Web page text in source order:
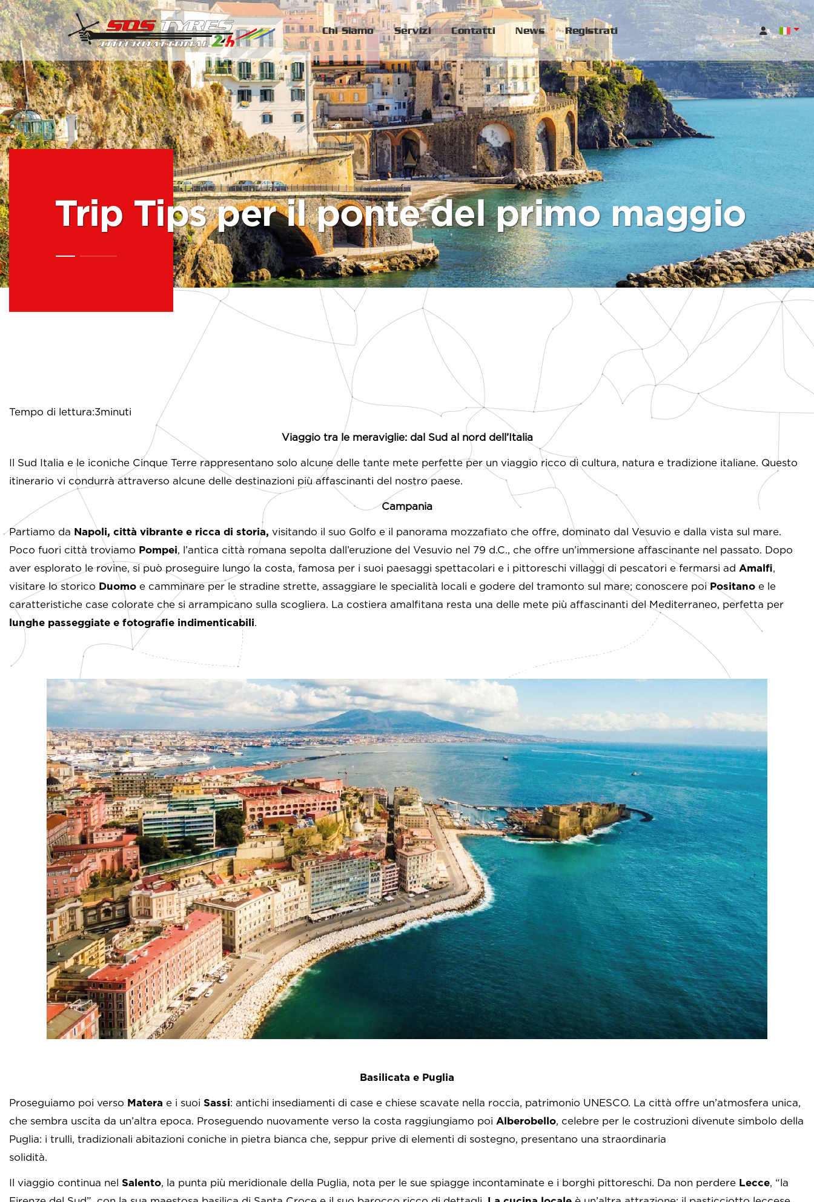
Chi Siamo Servizi Contatti News Registrati
Trip Tips per il ponte del primo maggio
Tempo di lettura:3minuti
Viaggio tra le meraviglie: dal Sud al nord dell’Italia
Il Sud Italia e le iconiche Cinque Terre rappresentano solo alcune delle tante mete perfette per un viaggio ricco di cultura, natura e tradizione italiane. Questo
itinerario vi condurrà attraverso alcune delle destinazioni più affascinanti del nostro paese.
Campania
Partiamo da Napoli, città vibrante e ricca di storia, visitando il suo Golfo e il panorama mozzafiato che offre, dominato dal Vesuvio e dalla vista sul mare.
Poco fuori città troviamo Pompei, l’antica città romana sepolta dall’eruzione del Vesuvio nel 79 d.C., che offre un’immersione affascinante nel passato. Dopo
aver esplorato le rovine, si può proseguire lungo la costa, famosa per i suoi paesaggi spettacolari e i pittoreschi villaggi di pescatori e fermarsi ad Amalfi,
visitare lo storico Duomo e camminare per le stradine strette, assaggiare le specialità locali e godere del tramonto sul mare; conoscere poiPositano e le
caratteristiche case colorate che si arrampicano sulla scogliera. La costiera amalfitana resta una delle mete più affascinanti del Mediterraneo, perfetta per
lunghe passeggiate e fotografie indimenticabili.
Basilicata e Puglia
Proseguiamo poi verso Matera e i suoi Sassi: antichi insediamenti di case e chiese scavate nella roccia, patrimonio UNESCO. La città offre un’atmosfera unica,
che sembra uscita da un’altra epoca. Proseguendo nuovamente verso la costa raggiungiamo poi Alberobello, celebre per le costruzioni divenute simbolo della
Puglia: i trulli, tradizionali abitazioni coniche in pietra bianca che, seppur prive di elementi di sostegno, presentano una straordinaria
solidità.
Il viaggio continua nel Salento, la punta più meridionale della Puglia, nota per le sue spiagge incontaminate e i borghi pittoreschi. Da non perdere Lecce, “la